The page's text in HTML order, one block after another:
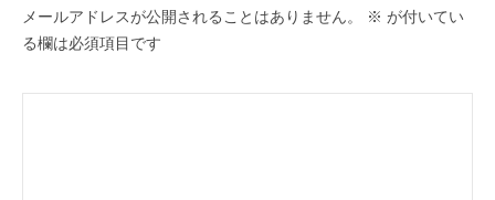
メールアドレスが公開されることはありません。 ※ が付いてい
る欄は必須項目です